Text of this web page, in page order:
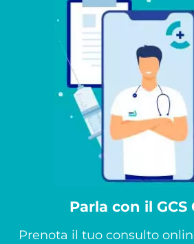
Parla con il GCS
Prenota il tuo consulto